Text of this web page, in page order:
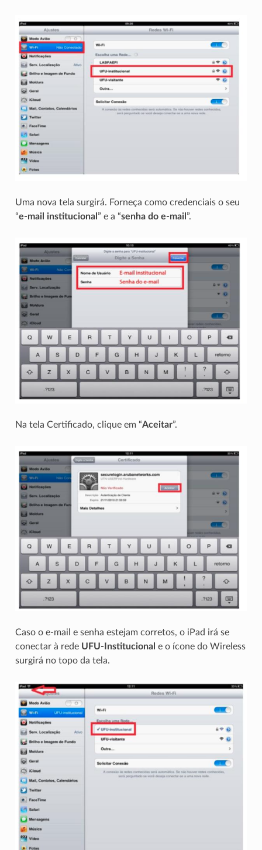
Uma nova tela surgirá. Forneça como credenciais o seu
“e-mail institucional ” e a “senha do e-mail ”.
Na tela Certificado, clique em “Aceitar”.
Caso o e-mail e senha estejam corretos, o iPad irá se
conectar à rede UFU-Institucional e o ícone do Wireless
surgirá no topo da tela.